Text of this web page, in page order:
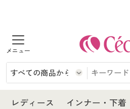
商品を探す
レディース
インナー・下着
レディース インナー・下着
レディース
レディース通販すべて
レディースファッション
インナー・下着
インナー・下着通販すべて
メンズ